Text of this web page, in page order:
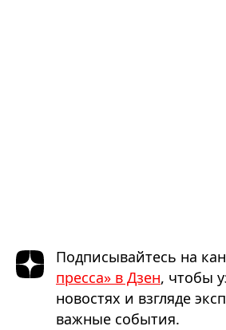
Подписывайтесь на
пресса» в Дзен, чтобы
новостях и взгляде
важные события.